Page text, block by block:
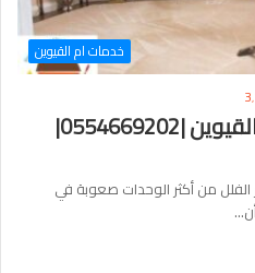
خدمات ام القيوين
شركة تنظيف فلل في ام القيوين |0554669202|
من أكثر الوحدات صعوبة في